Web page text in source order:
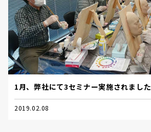
1月、弊社にて3セミナー実施されました
2019.02.08